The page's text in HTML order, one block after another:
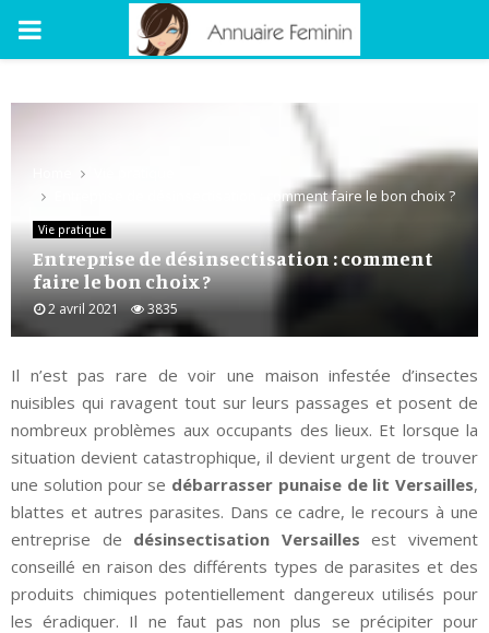
PRIMARY
Entreprise de désinsectisation : comment faire le bon choix ?
Vie pratique
Entreprise de désinsectisation : comment
faire le bon choix ?
2 avril 2021 3835
Il n’est pas rare de voir une maison infestée d’insectes
nuisibles qui ravagent tout sur leurs passages et posent de
nombreux problèmes aux occupants des lieux. Et lorsque la
situation devient catastrophique, il devient urgent de trouver
une solution pour se débarrasser punaise de lit Versailles,
blattes et autres parasites. Dans ce cadre, le recours à une
entreprise de désinsectisation Versaillesest vivement
conseillé en raison des différents types de parasites et des
produits chimiques potentiellement dangereux utilisés pour
les éradiquer. Il ne faut pas non plus se précipiter pour